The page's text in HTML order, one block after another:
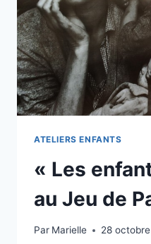
ATELIERS ENFANTS
« Les
au Jeu de
Par Marielle 28